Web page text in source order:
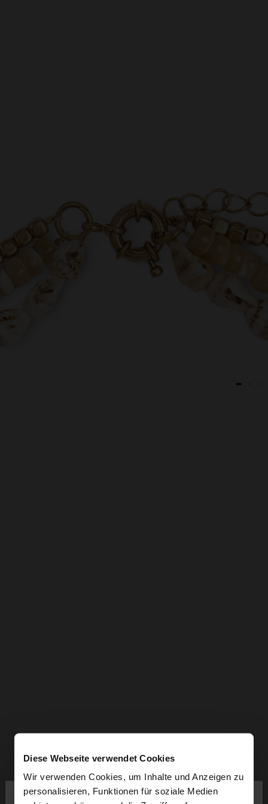
Diese Webseite verwendet Cookies
Wir verwenden Cookies, um Inhalte und Anzeigen zu
personalisieren, Funktionen für soziale Medien
hallo